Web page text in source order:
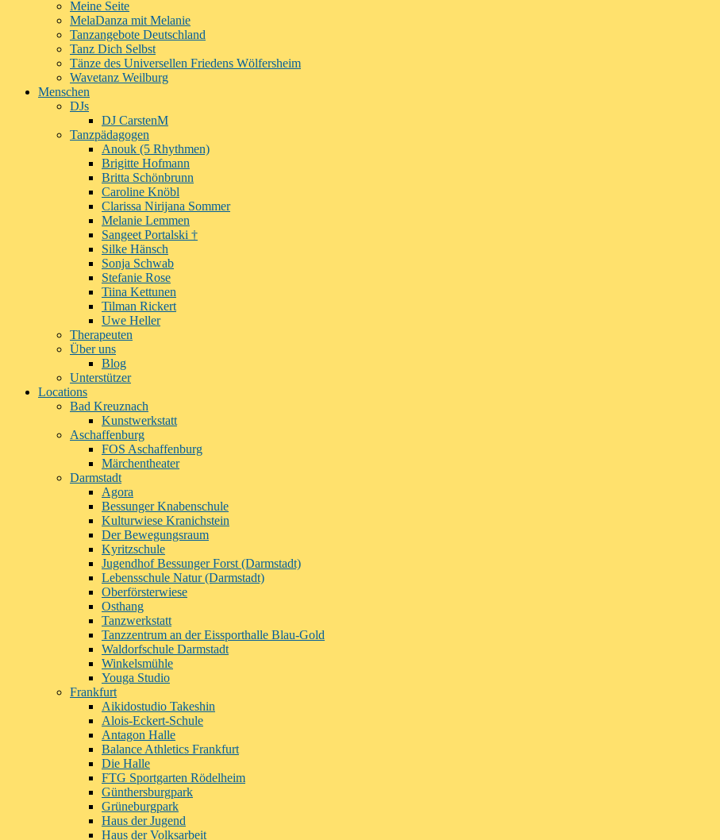
Meine Seite
MelaDanza mit Melanie
Tanzangebote Deutschland
Tanz Dich Selbst
Tänze des Universellen Friedens Wölfersheim
Wavetanz Weilburg
Menschen
DJs
DJ CarstenM
Tanzpädagogen
Anouk (5 Rhythmen)
Brigitte Hofmann
Britta Schönbrunn
Caroline Knöbl
Clarissa Nirijana Sommer
Melanie Lemmen
Sangeet Portalski †
Silke Hänsch
Sonja Schwab
Stefanie Rose
Tiina Kettunen
Tilman Rickert
Uwe Heller
Therapeuten
Über uns
Blog
Unterstützer
Locations
Bad Kreuznach
Kunstwerkstatt
Aschaffenburg
FOS Aschaffenburg
Märchentheater
Darmstadt
Agora
Bessunger Knabenschule
Kulturwiese Kranichstein
Der Bewegungsraum
Kyritzschule
Jugendhof Bessunger Forst (Darmstadt)
Lebensschule Natur (Darmstadt)
Oberförsterwiese
Osthang
Tanzwerkstatt
Tanzzentrum an der Eissporthalle Blau-Gold
Waldorfschule Darmstadt
Winkelsmühle
Youga Studio
Frankfurt
Aikidostudio Takeshin
Alois-Eckert-Schule
Antagon Halle
Balance Athletics Frankfurt
Die Halle
FTG Sportgarten Rödelheim
Günthersburgpark
Grüneburgpark
Haus der Jugend
Haus der Volksarbeit